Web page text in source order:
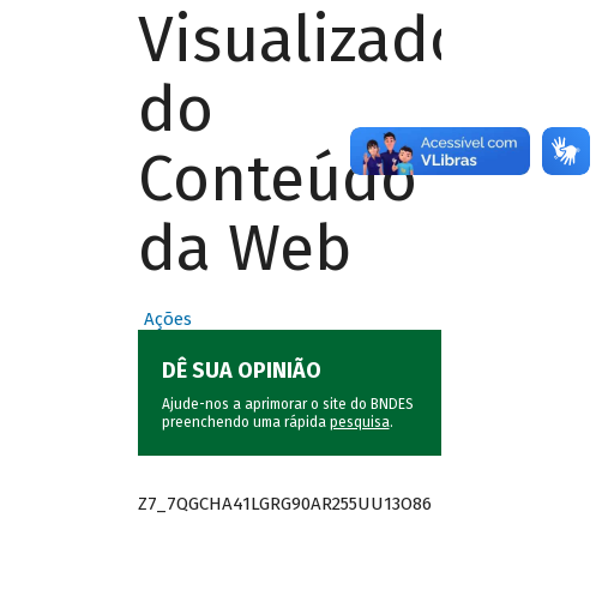
Visualizador
do
Conteúdo
da Web
Ações
DÊ SUA OPINIÃO
Ajude-nos a aprimorar o site do BNDES
preenchendo uma rápida pesquisa.
Z7_7QGCHA41LGRG90AR255UU13O86